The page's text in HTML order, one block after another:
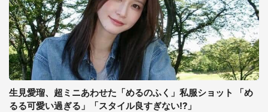
生見愛瑠、超ミニあわせた「めるのふく」私服ショット 「め
るる可愛い過ぎる」「スタイル良すぎない!?」